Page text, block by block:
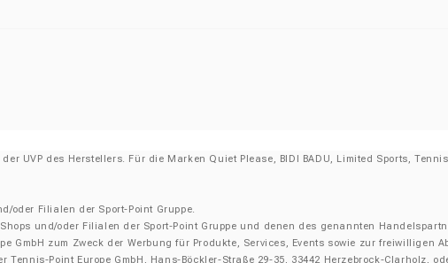
UVP des Herstellers. Für die Marken Quiet Please, BIDI BADU, Limited Sports,
oder Filialen der Sport-Point Gruppe.
und/oder Filialen der Sport-Point Gruppe und denen des genannten
GmbH zum Zweck der Werbung für Produkte, Services, Events sowie zur freiwilligen
Point Europe GmbH, Hans-Böckler-Straße 29-35, 33442 Herzebrock-Clarholz,